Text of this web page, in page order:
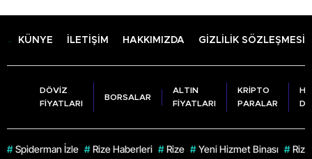
KÜNYE İLETİŞİM HAKKIMIZDA GİZLİLİK SÖZLEŞMESİ
DÖVİZ
FİYATLARI
BORSALAR
ALTIN
FİYATLARI
KRİPTO
PARALAR
# Spiderman İzle # Rize Haberleri # Rize # Yeni Hizmet Binası #